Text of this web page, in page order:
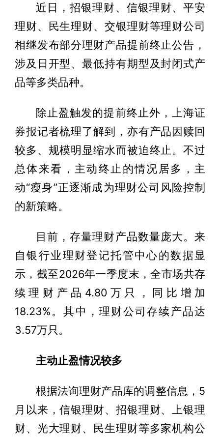
近日，招银理财、信银理财、平安
理财、民生理财、交银理财等理财公司
相继发布部分理财产品提前终止公告，
涉及日开型、最低持有期型及封闭式产
品等多类品种。
除止盈触发的提前终止外，上海证
券报记者梳理了解到，亦有产品因赎回
较多、规模明显缩水而被迫终止。不过
总体来看，主动终止的情况居多，主
动“瘦身”正逐渐成为理财公司风险控制
的新策略。
目前，存量理财产品数量庞大。来
自银行业理财登记托管中心的数据显
示，截至2026年一季度末，全市场共存
续理财产品4.80万只，同比增加
18.23%。其中，理财公司存续产品达
3.57万只。
主动止盈情况较多
根据法询理财产品库的调整信息，5
月以来，信银理财、招银理财、上银理
财、光大理财、民生理财等多家机构公